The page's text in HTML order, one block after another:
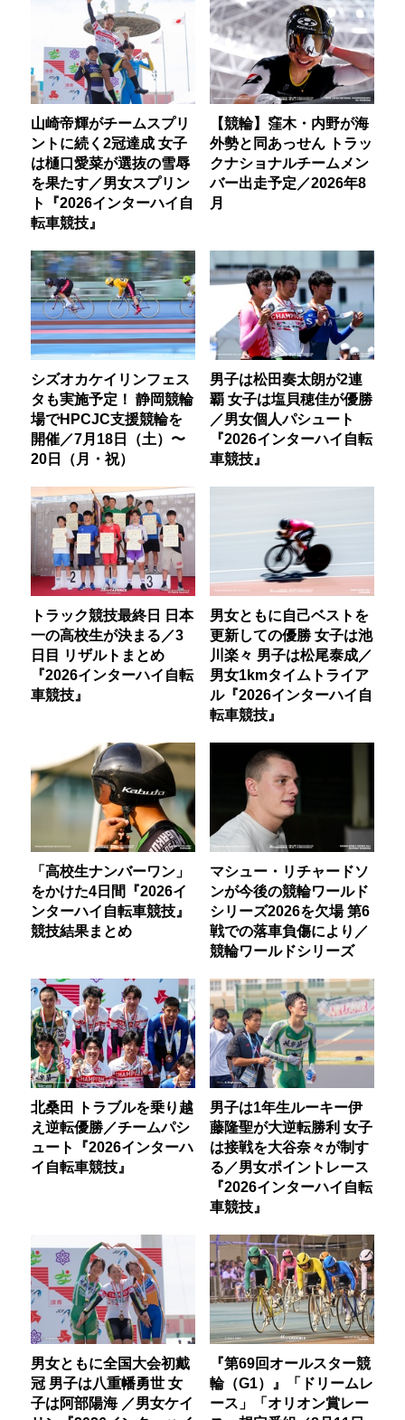
山崎帝輝がチームスプリ
ントに続く2冠達成 女子
は樋口愛菜が選抜の雪辱
を果たす／男女スプリン
ト『2026インターハイ自
転車競技』
【競輪】窪木・内野が海
外勢と同あっせん トラッ
クナショナルチームメン
バー出走予定／2026年8
月
シズオカケイリンフェス
タも実施予定！ 静岡競輪
場でHPCJC支援競輪を
開催／7月18日（土）〜
20日（月・祝）
男子は松田奏太朗が2連
覇 女子は塩貝穂佳が優勝
／男女個人パシュート
『2026インターハイ自転
車競技』
トラック競技最終日 日本
一の高校生が決まる／3
日目 リザルトまとめ
『2026インターハイ自転
車競技』
男女ともに自己ベストを
更新しての優勝 女子は池
川楽々 男子は松尾泰成／
男女1kmタイムトライア
ル『2026インターハイ自
転車競技』
「高校生ナンバーワン」
をかけた4日間『2026イ
ンターハイ自転車競技』
競技結果まとめ
マシュー・リチャードソ
ンが今後の競輪ワールド
シリーズ2026を欠場 第6
戦での落車負傷により／
競輪ワールドシリーズ
北桑田 トラブルを乗り越
え逆転優勝／チームパシ
ュート『2026インターハ
イ自転車競技』
男子は1年生ルーキー伊
藤隆聖が大逆転勝利 女子
は接戦を大谷奈々が制す
る／男女ポイントレース
『2026インターハイ自転
車競技』
男女ともに全国大会初戴
冠 男子は八重幡勇世 女
子は阿部陽海 ／男女ケイ
『第69回オールスター競
輪（G1）』「ドリームレ
ース」「オリオン賞レー